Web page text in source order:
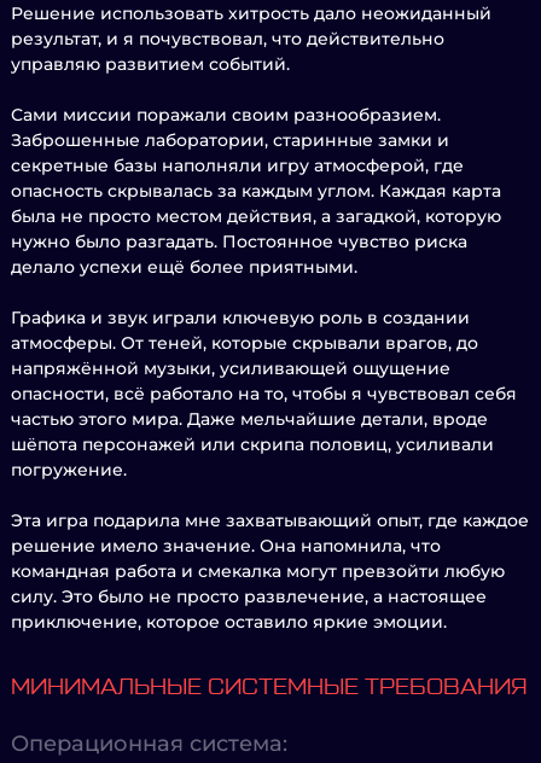
Решение использовать хитрость дало неожиданный
результат, и я почувствовал, что действительно
управляю развитием событий.
Сами миссии поражали своим разнообразием.
Заброшенные лаборатории, старинные замки и
секретные базы наполняли игру атмосферой, где
опасность скрывалась за каждым углом. Каждая карта
была не просто местом действия, а загадкой, которую
нужно было разгадать. Постоянное чувство риска
делало успехи ещё более приятными.
Графика и звук играли ключевую роль в создании
атмосферы. От теней, которые скрывали врагов, до
напряжённой музыки, усиливающей ощущение
опасности, всё работало на то, чтобы я чувствовал себя
частью этого мира. Даже мельчайшие детали, вроде
шёпота персонажей или скрипа половиц, усиливали
погружение.
Эта игра подарила мне захватывающий опыт, где каждое
решение имело значение. Она напомнила, что
командная работа и смекалка могут превзойти любую
силу. Это было не просто развлечение, а настоящее
приключение, которое оставило яркие эмоции.
МИНИМАЛЬНЫЕ СИСТЕМНЫЕ ТРЕБОВАНИЯ
Операционная система: